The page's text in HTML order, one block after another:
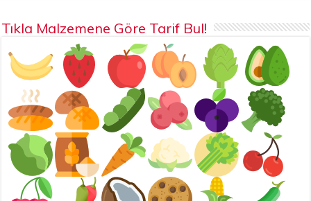
Tıkla Malzemene Göre Tarif Bul!